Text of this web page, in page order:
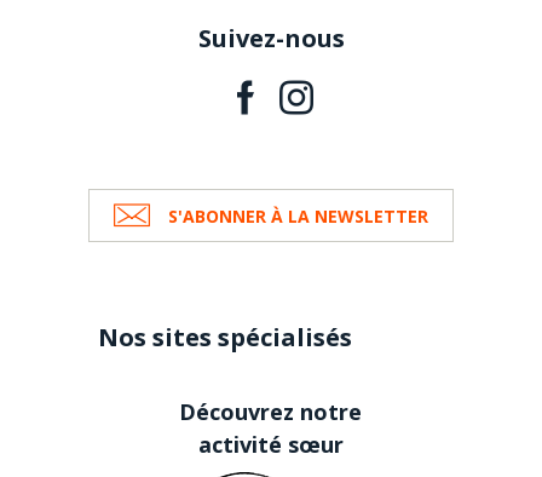
Suivez-nous
S'ABONNER À LA NEWSLETTER
Nos sites spécialisés
Découvrez notre
activité sœur